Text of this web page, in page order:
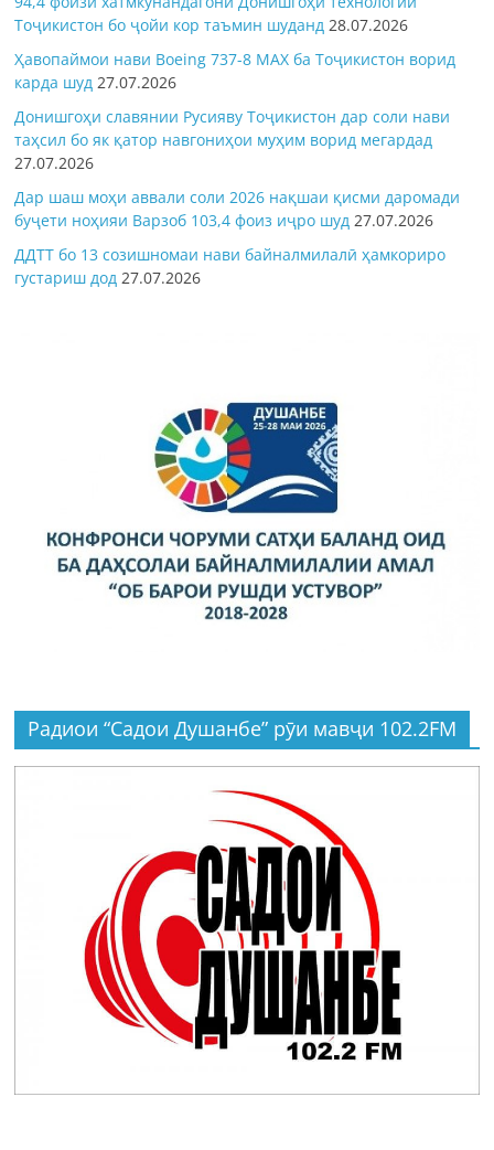
Тоҷикистон бо ҷойи кор таъмин шуданд 28.07.2026
Ҳавопаймои нави Boeing 737-8 MAX ба Тоҷикистон ворид
карда шуд 27.07.2026
Донишгоҳи славянии Русияву Тоҷикистон дар соли нави
таҳсил бо як қатор навгониҳои муҳим ворид мегардад
27.07.2026
Дар шаш моҳи аввали соли 2026 нақшаи қисми даромади
буҷети ноҳияи Варзоб 103,4 фоиз иҷро шуд 27.07.2026
ДДТТ бо 13 созишномаи нави байналмилалӣ ҳамкориро
густариш дод 27.07.2026
Радиои “Садои Душанбе” рӯи мавҷи 102.2FM